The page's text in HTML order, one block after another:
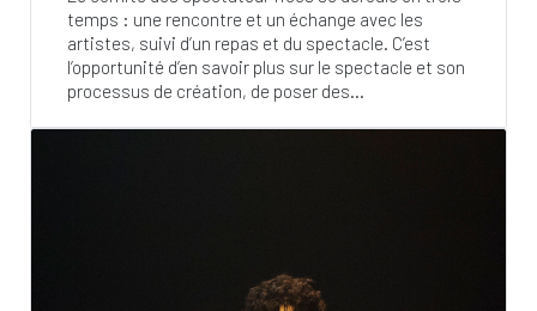
temps : une rencontre et un échange avec les
artistes, suivi d’un repas et du spectacle. C’est
l’opportunité d’en savoir plus sur le spectacle et son
processus de création, de poser des...